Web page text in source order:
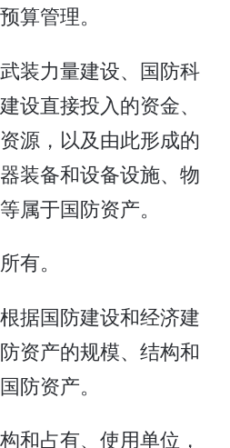
算管理。
装力量建设、国防科
设直接投入的资金、
源，以及由此形成的
装备和设备设施、物
属于国防资产。
有。
据国防建设和经济建
资产的规模、结构和
防资产。
和占有、使用单位，